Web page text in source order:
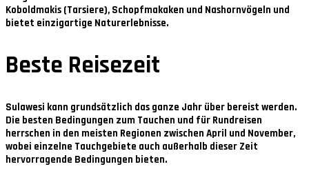
Koboldmakis (Tarsiere), Schopfmakaken und Nashornvögeln und
bietet einzigartige Naturerlebnisse.
Beste Reisezeit
Sulawesi kann grundsätzlich das ganze Jahr über bereist werden.
Die besten Bedingungen zum Tauchen und für Rundreisen
herrschen in den meisten Regionen zwischen April und November,
wobei einzelne Tauchgebiete auch außerhalb dieser Zeit
hervorragende Bedingungen bieten.